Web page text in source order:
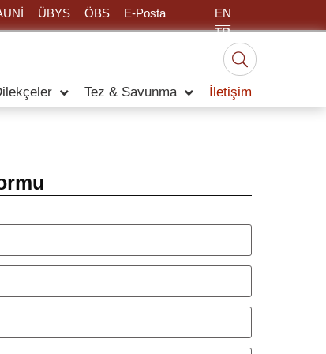
ÜBYS ÖBS E-Posta
EN
TR
Tez & Savunma İletişim